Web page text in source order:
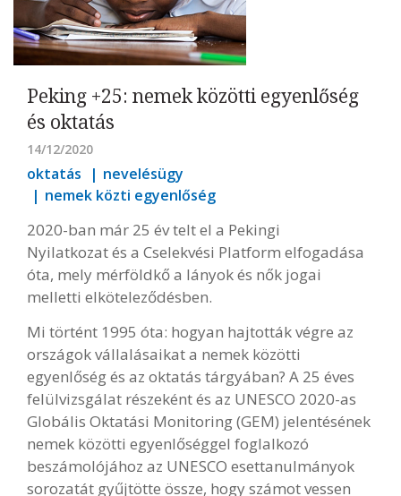
Peking +25: nemek közötti egyenlőség
és oktatás
14/12/2020
oktatás
nevelésügy
nemek közti egyenlőség
2020-ban már 25 év telt el a Pekingi
Nyilatkozat és a Cselekvési Platform elfogadása
óta, mely mérföldkő a lányok és nők jogai
melletti elköteleződésben.
Mi történt 1995 óta: hogyan hajtották végre az
országok vállalásaikat a nemek közötti
egyenlőség és az oktatás tárgyában? A 25 éves
felülvizsgálat részeként és az UNESCO 2020-as
Globális Oktatási Monitoring (GEM) jelentésének
nemek közötti egyenlőséggel foglalkozó
beszámolójához az UNESCO esettanulmányok
sorozatát gyűjtötte össze, hogy számot vessen